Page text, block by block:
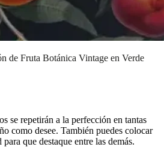
de Fruta Botánica Vintage en Verde
se repetirán a la perfección en tantas
como desee. También puedes colocar
que destaque entre las demás.